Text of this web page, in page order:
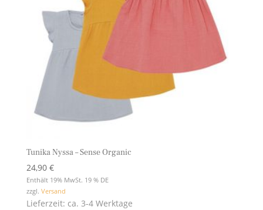
Tunika Nyssa – Sense Organic
24,90 €
Enthält 19% MwSt. 19 % DE
zzgl. Versand
Lieferzeit: ca. 3-4 Werktage